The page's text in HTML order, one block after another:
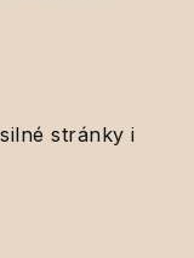
stránky i